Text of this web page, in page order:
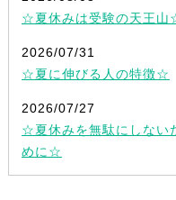
☆夏休みは受験の天王山
2026/07/31
☆夏に伸びる人の特徴☆
2026/07/27
☆夏休みを無駄にしない
めに☆